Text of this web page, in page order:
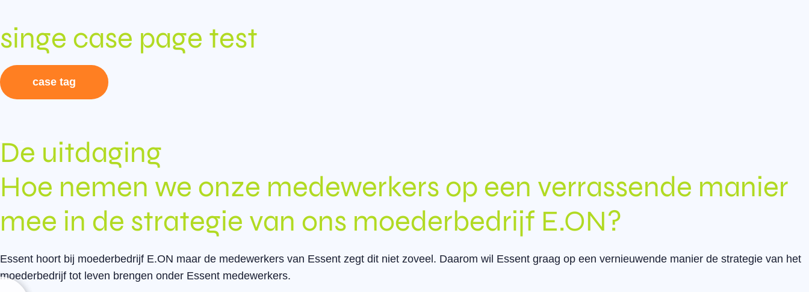
singe case page test
case tag
De uitdaging​
Hoe nemen we onze medewerkers op een verrassende manier
mee in de strategie van ons moederbedrijf E.ON?​
Essent hoort bij moederbedrijf E.ON maar de medewerkers van Essent zegt dit niet zoveel. Daarom wil Essent graag op een vernieuwende manier de strategie van het
moederbedrijf tot leven brengen onder Essent medewerkers.